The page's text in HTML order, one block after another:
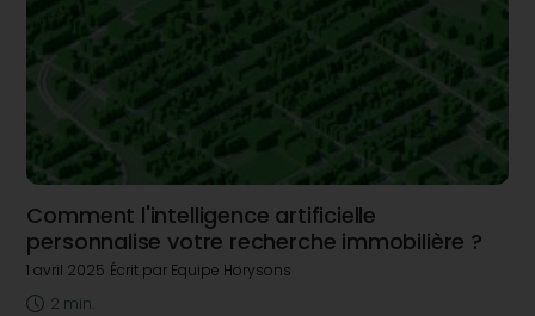
Comment l'intelligence artificielle
personnalise votre recherche immobilière ?
1 avril 2025 Écrit par Equipe Horysons
2 min.